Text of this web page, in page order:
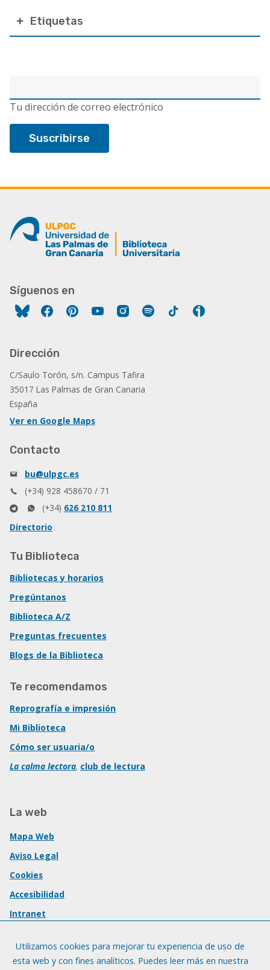
electrónico
Tu dirección de correo electrónico
Etiquetas
Síguenos en
FacebookPinterestYouTubeInstagram
Spotify Tiktok
Dirección
C/Saulo Torón, s/n. Campus Tafira
35017 Las Palmas de Gran Canaria
España
Ver en Google Maps
Contacto
bu@ulpgc.es
(+34) 928 458670 / 71
(+34) 626 210 811
Directorio
Tu Biblioteca
Bibliotecas y horarios
Pregúntanos
Biblioteca A/Z
Preguntas frecuentes
Blogs de la Biblioteca
Te recomendamos
Reprografía e impresión
Mi Biblioteca
Cómo ser usuaria/o
La calma lectora, club de lectura
La web
Mapa Web
Aviso Legal
Cookies
Accesibilidad
Intranet
Utilizamos cookies para mejorar tu experiencia de uso de
esta web y con fines analíticos. Puedes leer más en nuestra